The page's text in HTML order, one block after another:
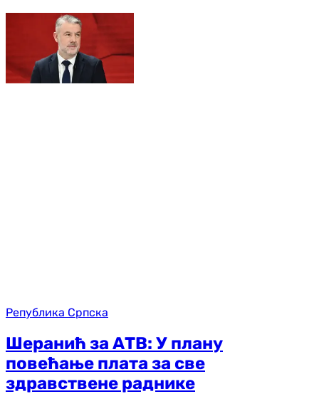
Република Српска
Шеранић за АТВ: У плану
повећање плата за све
здравствене раднике